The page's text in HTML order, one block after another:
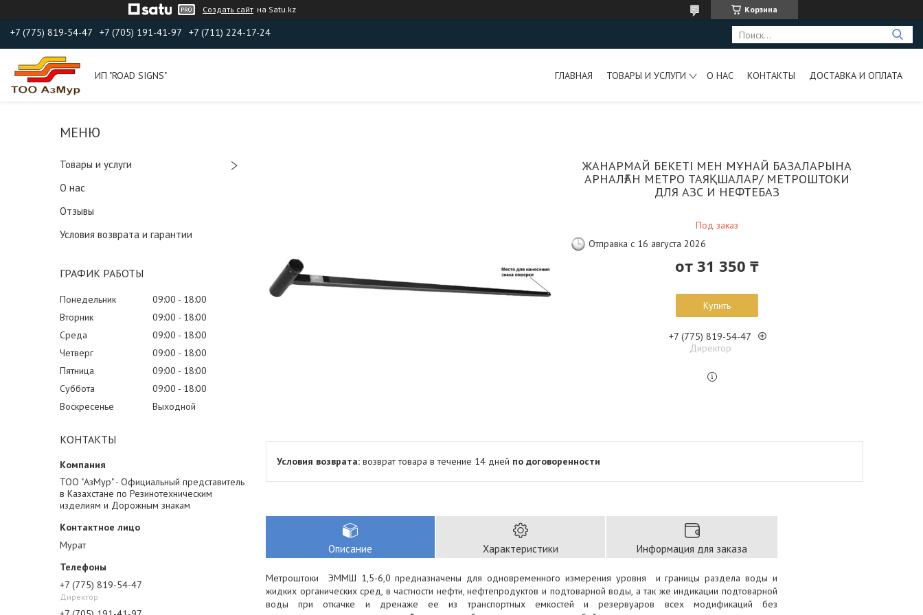
Создать сайт на Satu.kz Корзина
+7 (775) 819-54-47 +7 (705) 191-41-97 +7 (711) 224-17-24
ИП "ROAD SIGNS" ГЛАВНАЯ ТОВАРЫ И УСЛУГИ О НАС КОНТАКТЫ ДОСТАВКА И ОПЛАТА
Товары и услуги
О нас
Отзывы
Условия возврата и гарантии
ГРАФИК РАБОТЫ
Понедельник 09:00
18:00
Вторник
09:00
18:00
Среда
09:00
18:00
Четверг
09:00
18:00
Пятница
09:00
18:00
Суббота
09:00
18:00
Воскресенье
Выходной
КОНТАКТЫ
ТОО "АзМур" - Официальный представитель
в Казахстане по Резинотехническим
изделиям и Дорожным знакам
Мурат
+7 (775) 819-54-47
Директор
ЖАНАРМАЙ БЕКЕТІ МЕН МҰНАЙ БАЗАЛАРЫНА
АРНАЛҒАН МЕТРО ТАЯҚШАЛАР/ МЕТРОШТОКИ
ДЛЯ АЗС И НЕФТЕБАЗ
Под заказ
Отправка с 16 августа 2026
от31 350 ₸
Купить
+7 (775) 819-54-47
Директор
возврат товара в течение 14 дней по договоренности
Описание Характеристики Информация для заказа
Метроштоки ЭММШ 1,5-6,0 предназначены для одновременного измерения уровня и границы раздела воды и
жидких органических сред, в частности нефти, нефтепродуктов и подтоварной воды, а так же индикации подтоварной
воды при откачке и дренаже ее из транспортных емкостей и резервуаров всех модификаций без